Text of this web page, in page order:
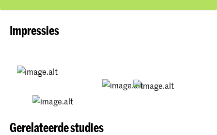
Impressies
Gerelateerde studies